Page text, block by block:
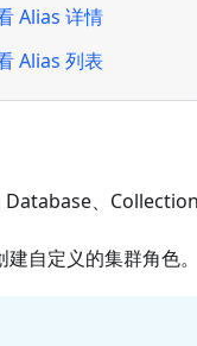
Alias 详情
Alias 列表
、Collection
自定义的集群角色。